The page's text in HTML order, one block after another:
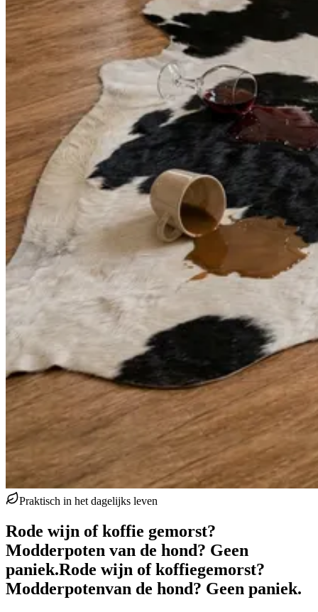
Praktisch in het dagelijks leven
Rode wijn of koffie gemorst?
Modderpoten van de hond? Geen
paniek.Rode wijn of koffiegemorst?
Modderpotenvan de hond? Geen paniek.